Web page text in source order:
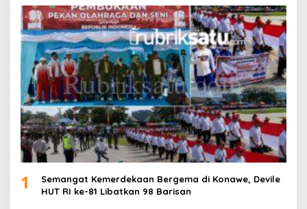
1
Semangat Kemerdekaan Bergema di Konawe, Devile
HUT RI ke-81 Libatkan 98 Barisan